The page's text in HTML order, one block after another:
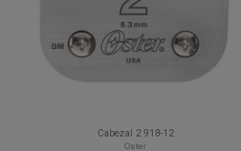
Cabezal 2 918-12
Oster